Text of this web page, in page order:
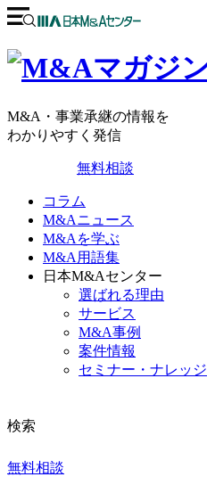
M&A・事業承継の情報を
わかりやすく発信
無料相談
コラム
M&Aニュース
M&Aを学ぶ
M&A用語集
日本M&Aセンター
選ばれる理由
サービス
M&A事例
案件情報
セミナー・ナレッジ
検索
無料相談